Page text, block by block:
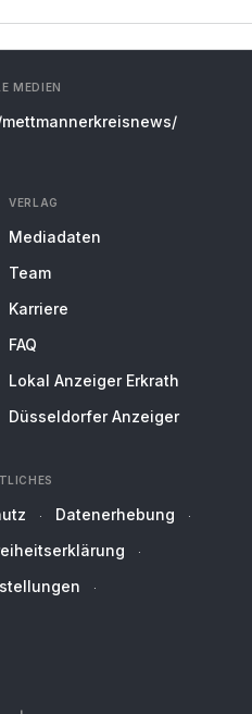
MEDIEN
VERLAG
Mediadaten
Team
Karriere
FAQ
Lokal Anzeiger Erkrath
Düsseldorfer Anzeiger
Datenerhebung